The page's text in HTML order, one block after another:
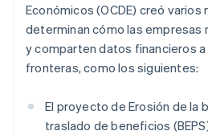
Económicos (OCDE) creó varios
determinan cómo las empresas
y comparten datos financieros
fronteras, como los siguientes:
El proyecto de Erosión de la
traslado de beneficios